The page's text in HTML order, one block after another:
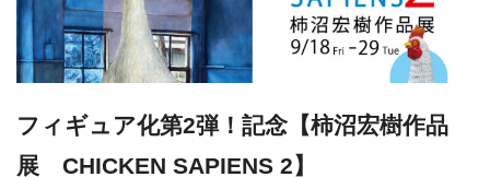
フィギュア化第2弾！記念【柿沼宏樹作品
展 CHICKEN SAPIENS 2】